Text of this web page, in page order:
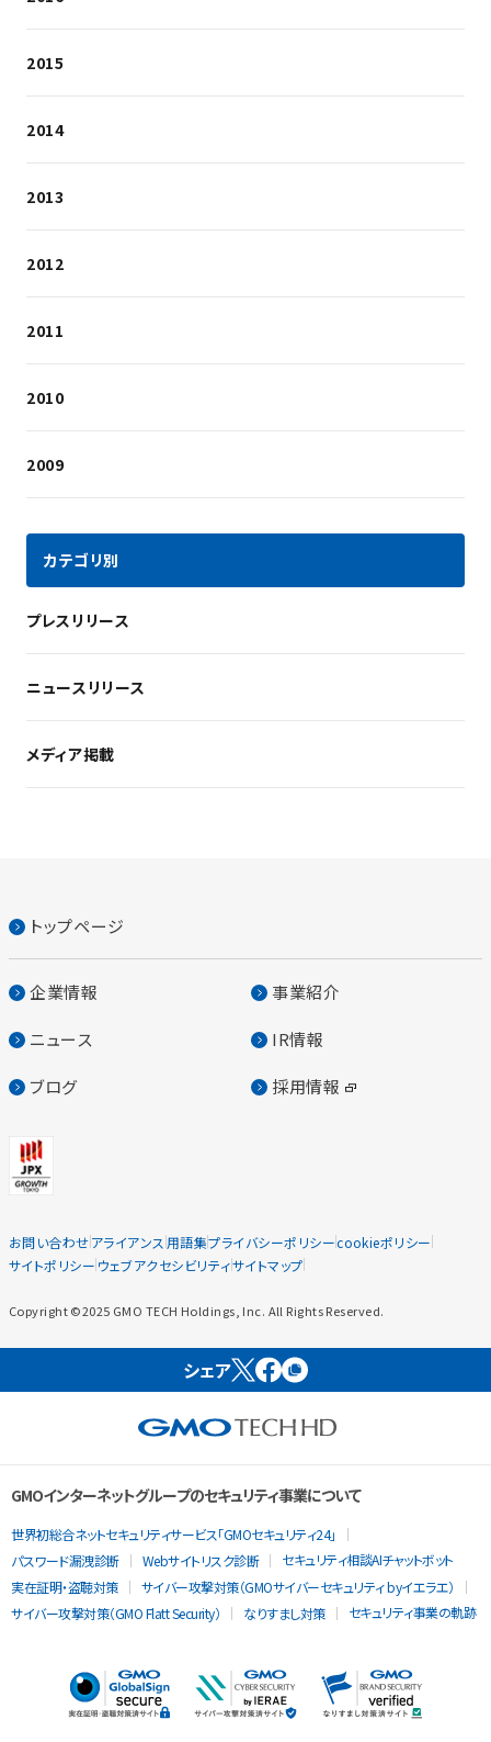
2015
2014
2013
2012
2011
2010
2009
カテゴリ別
プレスリリース
ニュースリリース
メディア掲載
トップページ
企業情報 事業紹介
ニュース IR情報
ブログ 採用情報
お問い合わせアライアンス 用語集プライバシーポリシーcookieポリシー
サイトポリシー ウェブアクセシビリティサイトマップ
Copyright ©2025 GMO TECH Holdings, Inc. All Rights Reserved.
シェア
GMOインターネットグループのセキュリティ事業について
世界初総合ネットセキュリティサービス「GMOセキュリティ24」
パスワード漏洩診断
Webサイトリスク診断
セキュリティ相談AIチャットボット
実在証明・盗聴対策
サイバー攻撃対策（GMOサイバーセキュリティ byイエラエ）
サイバー攻撃対策（GMO Flatt Security）
なりすまし対策 セキュリティ事業の軌跡